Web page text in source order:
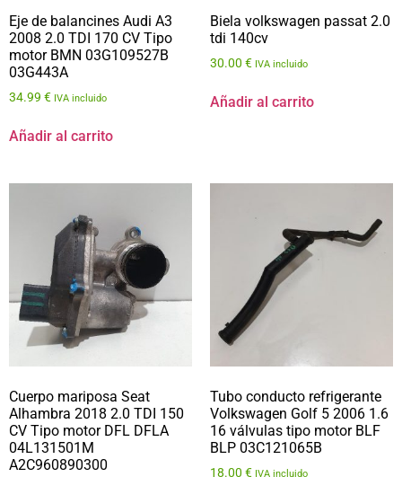
Eje de balancines Audi A3
2008 2.0 TDI 170 CV Tipo
motor BMN 03G109527B
03G443A
34.99 € IVA incluido
Añadir al carrito
Biela volkswagen passat 2.0
tdi 140cv
30.00 € IVA incluido
Añadir al carrito
Cuerpo mariposa Seat
Alhambra 2018 2.0 TDI 150
CV Tipo motor DFL DFLA
04L131501M
A2C960890300
Tubo conducto refrigerante
Volkswagen Golf 5 2006 1.6
16 válvulas tipo motor BLF
BLP 03C121065B
18.00 € IVA incluido